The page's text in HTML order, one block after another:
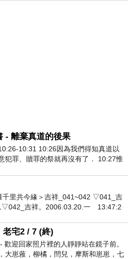
- 離棄真道的後果
10:31 10:26因為我們得知真道以
犯罪、贖罪的祭就再沒有了． 10:27惟
審判和那燒滅眾敵人的烈火
千里共今緣＞吉祥_041~042 ▽041_吉
吉祥。2006.03.20.一 13:47:2
宅2 / 7 (終)
歡迎回家照片裡的人靜靜站在鏡子前。
大崽蕥，柳橘，閆兒，摩斯和崽崽，七